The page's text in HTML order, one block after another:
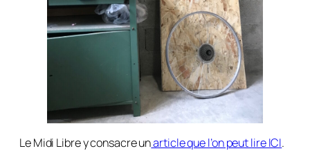
Le Midi Libre y consacre unarticle que l’on peut lire ICI.